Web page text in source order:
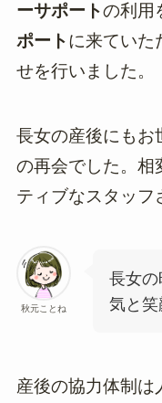
ーサポートの利用
ポートに来ていた
せを行いました。
長女の産後にもお
の再会でした。相
ティブなスタッフ
秋元ことね
長女の
気と笑
産後の協力体制は